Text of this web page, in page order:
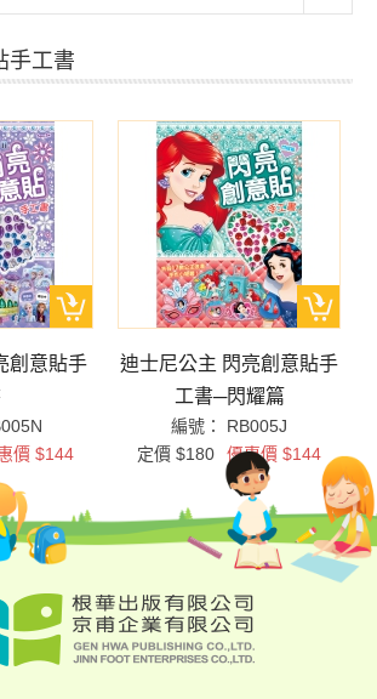
手工書
創意貼手
價 $144
迪士尼公主 閃亮創意貼手
工書─閃耀篇
編號： RB005J
定價 $180
優惠價 $144